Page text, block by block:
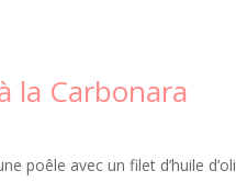
la Carbonara
poêle avec un filet d’huile